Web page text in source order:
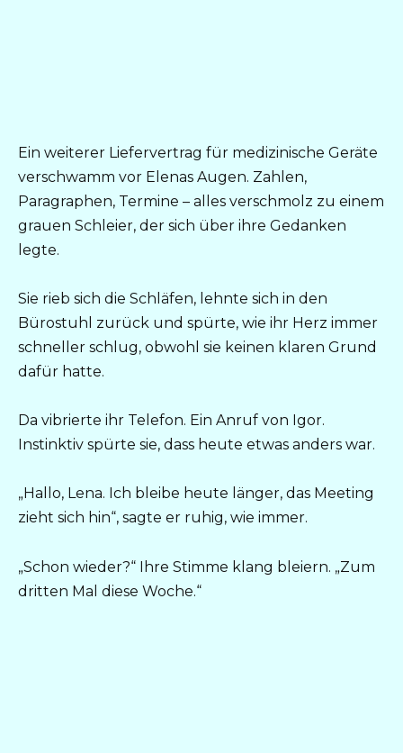
Ein weiterer Liefervertrag für medizinische Geräte
verschwamm vor Elenas Augen. Zahlen,
Paragraphen, Termine – alles verschmolz zu einem
grauen Schleier, der sich über ihre Gedanken
legte.
Sie rieb sich die Schläfen, lehnte sich in den
Bürostuhl zurück und spürte, wie ihr Herz immer
schneller schlug, obwohl sie keinen klaren Grund
dafür hatte.
Da vibrierte ihr Telefon. Ein Anruf von Igor.
Instinktiv spürte sie, dass heute etwas anders war.
„Hallo, Lena. Ich bleibe heute länger, das Meeting
zieht sich hin“, sagte er ruhig, wie immer.
„Schon wieder?“ Ihre Stimme klang bleiern. „Zum
dritten Mal diese Woche.“